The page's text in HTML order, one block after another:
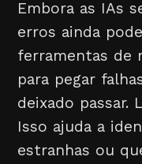
Embora as IAs
erros ainda
ferramentas de
para pegar
deixado passar.
Isso ajuda a
estranhas ou